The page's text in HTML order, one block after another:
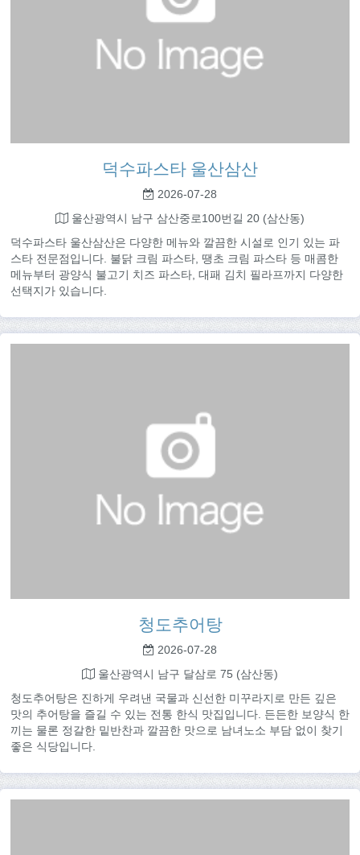
덕수파스타 울산삼산
2026-07-28
울산광역시 남구 삼산중로100번길 20 (삼산동)
덕수파스타 울산삼산은 다양한 메뉴와 깔끔한 시설로 인기 있는 파
스타 전문점입니다. 불닭 크림 파스타, 땡초 크림 파스타 등 매콤한
메뉴부터 광양식 불고기 치즈 파스타, 대패 김치 필라프까지 다양한
선택지가 있습니다.
청도추어탕
2026-07-28
울산광역시 남구 달삼로 75 (삼산동)
청도추어탕은 진하게 우려낸 국물과 신선한 미꾸라지로 만든 깊은
맛의 추어탕을 즐길 수 있는 전통 한식 맛집입니다. 든든한 보양식 한
끼는 물론 정갈한 밑반찬과 깔끔한 맛으로 남녀노소 부담 없이 찾기
좋은 식당입니다.